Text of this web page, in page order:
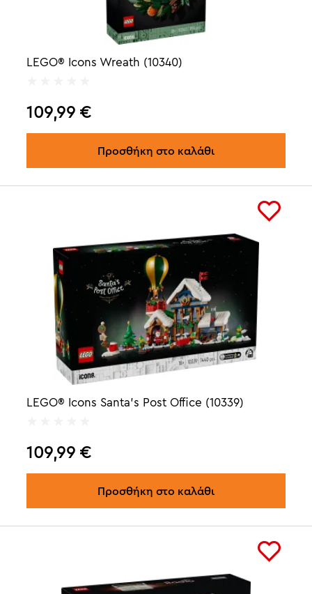
LEGO® Icons Wreath (10340)
109,99 €
Προσθήκη στο καλάθι
LEGO® Icons Santa's Post Office (10339)
109,99 €
Προσθήκη στο καλάθι